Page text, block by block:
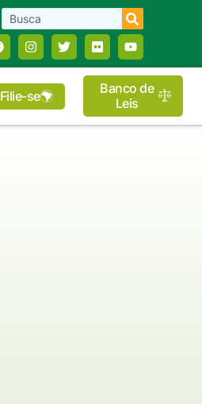
Filie-se
Banco de
Leis